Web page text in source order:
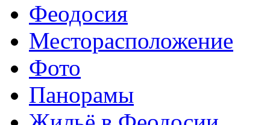
Феодосия
Месторасположение
Фото
Панорамы